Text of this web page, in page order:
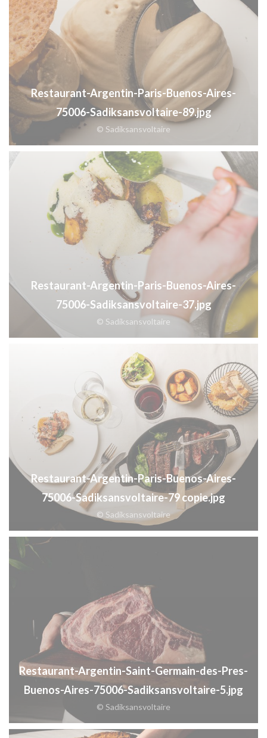
Restaurant-Argentin-Paris-Buenos-Aires-
75006-Sadiksansvoltaire-89.jpg
© Sadiksansvoltaire
Restaurant-Argentin-Paris-Buenos-Aires-
75006-Sadiksansvoltaire-37.jpg
© Sadiksansvoltaire
Restaurant-Argentin-Paris-Buenos-Aires-
75006-Sadiksansvoltaire-79 copie.jpg
© Sadiksansvoltaire
Restaurant-Argentin-Saint-Germain-des-Pres-
Buenos-Aires-75006-Sadiksansvoltaire-5.jpg
© Sadiksansvoltaire